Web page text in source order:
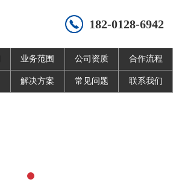
182-0128-6942
业务范围 公司资质 合作流程
解决方案 常见问题 联系我们